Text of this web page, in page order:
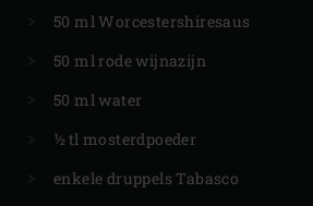
50 ml Worcestershiresaus
50 ml rode wijnazijn
50 ml water
½ tl mosterdpoeder
enkele druppels Tabasco